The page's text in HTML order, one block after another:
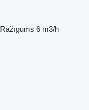
Ražīgums 6 m3/h